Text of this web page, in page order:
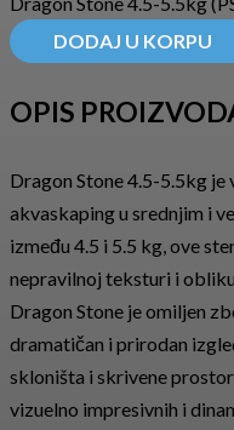
DODAJ U KORPU
OPIS
Dragon Stone 4.5-5.5kg je
akvaskaping u srednjim i
između 4.5 i 5.5 kg, ove
nepravilnoj teksturi i
Dragon Stone je omiljen
dramatičan i prirodan
skloništa i skrivene
vizuelno impresivnih i